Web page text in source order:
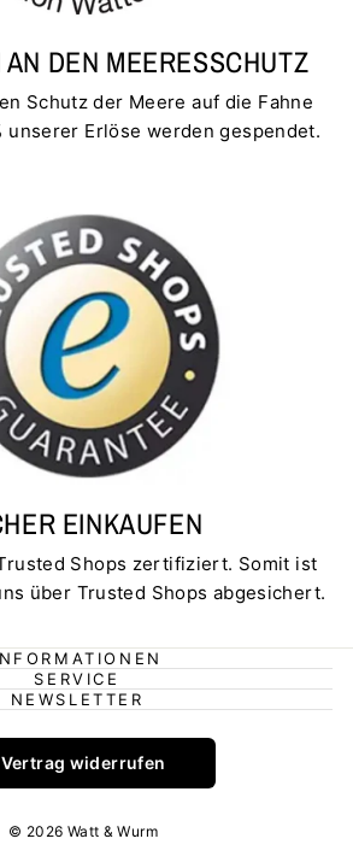
DEN MEERESSCHUTZ
Schutz der Meere auf die Fahne
unserer Erlöse werden gespendet.
EINKAUFEN
Shops zertifiziert. Somit ist
über Trusted Shops abgesichert.
SERVICE
NEWSLETTER
Vertrag widerrufen
© 2026 Watt & Wurm